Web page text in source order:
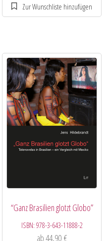
“Ganz Brasilien glotzt Globo”
ISBN: 978-3-643-11888-2
ab44,90 €